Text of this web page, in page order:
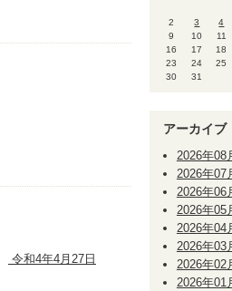
令和4年4月27日
2
3 4
9
10 11
16
17 18
23
24 25
30
31
アーカイブ
2026年08
2026年07
2026年06
2026年05
2026年04
2026年03
2026年02
2026年01